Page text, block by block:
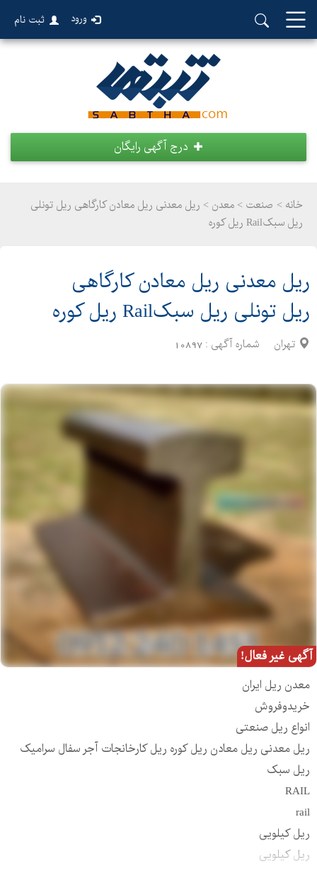
ورود ثبت نام
درج آگهی رایگان
خانه > صنعت > معدن > ریل معدنی ریل معادن کارگاهی ریل تونلی
ریل سبکRail ریل کوره
ریل معدنی ریل معادن کارگاهی
ریل تونلی ریل سبکRail ریل کوره
تهران شماره آگهی : 10897
آگهی غیر فعال!
معدن ریل ایران
خریدوفروش
انواع ریل صنعتی
ریل معدنی ریل معادن ریل کوره ریل کارخانجات آجر سفال سرامیک
ریل سبک
RAIL
rail
ریل کیلویی
ریل کیلویی